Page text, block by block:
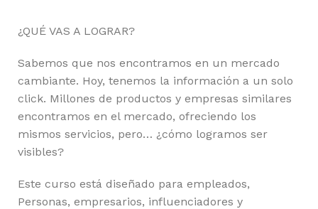
¿QUÉ VAS A LOGRAR?
Sabemos que nos encontramos en un mercado
cambiante. Hoy, tenemos la información a un solo
click. Millones de productos y empresas similares
encontramos en el mercado, ofreciendo los
mismos servicios, pero… ¿cómo logramos ser
visibles?
Este curso está diseñado para empleados,
Personas, empresarios, influenciadores y